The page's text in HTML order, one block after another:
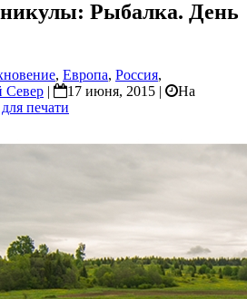
Рыбалка. День
, Европа, Россия,
Север | 17 июня, 2015 |
На
печати